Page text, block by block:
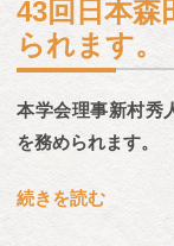
43回日本森
られます。
本学会理事新村秀
を務められます
続きを読む